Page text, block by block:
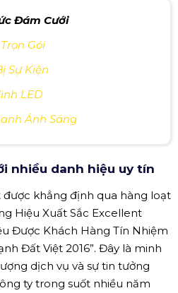
Đám Cưới
Gói
Sự Kiện
LED
Ánh Sáng
nhiều danh hiệu uy tín
được khẳng định qua hàng loạt
Hiệu Xuất Sắc Excellent
Được Khách Hàng Tín Nhiệm
Đất Việt 2016”. Đây là minh
dịch vụ và sự tin tưởng
ty trong suốt nhiều năm